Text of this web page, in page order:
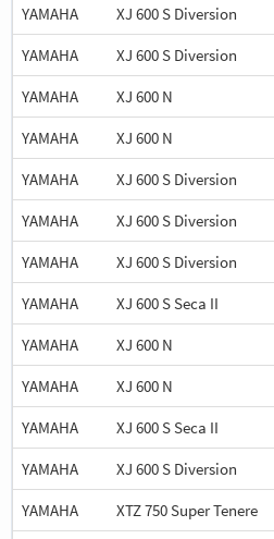
YAMAHA
XJ 600 S Diversion
YAMAHA
XJ 600 S Diversion
YAMAHA
XJ 600 N
YAMAHA
XJ 600 N
YAMAHA
XJ 600 S Diversion
YAMAHA
XJ 600 S Diversion
YAMAHA
XJ 600 S Diversion
YAMAHA
XJ 600 S Seca II
YAMAHA
XJ 600 N
YAMAHA
XJ 600 N
YAMAHA
XJ 600 S Seca II
YAMAHA
XJ 600 S Diversion
YAMAHA
XTZ 750 Super Tenere